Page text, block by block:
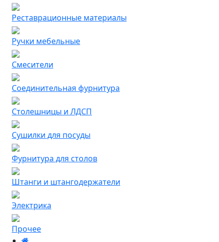
Реставрационные материалы
Ручки мебельные
Смесители
Соединительная фурнитура
Столешницы и ЛДСП
Сушилки для посуды
Фурнитура для столов
Штанги и штангодержатели
Электрика
Прочее